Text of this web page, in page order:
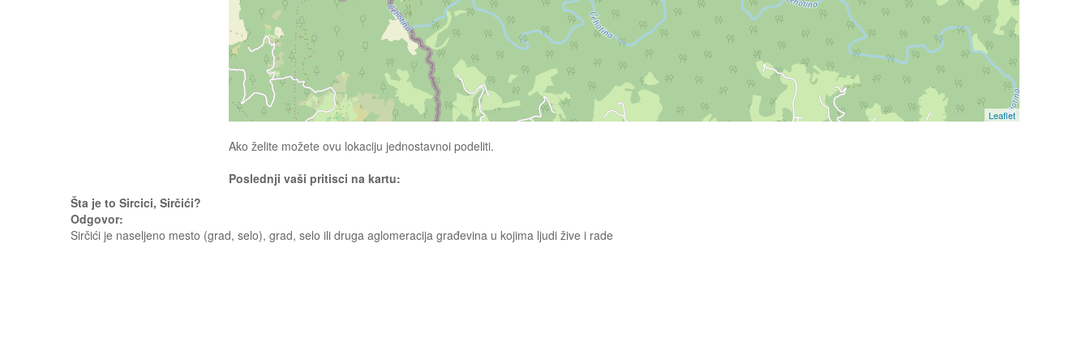
Leaflet
Ako želite možete ovu lokaciju jednostavnoi podeliti.
Poslednji vaši pritisci na kartu:
Šta je to Sircici, Sirčići?
Odgovor:
Sirčići je naseljeno mesto (grad, selo), grad, selo ili druga aglomeracija građevina u kojima ljudi žive i rade